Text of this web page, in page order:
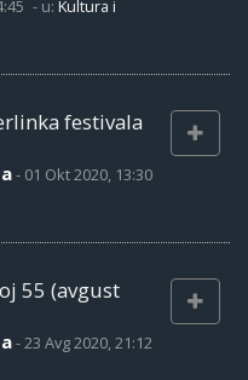
- u: Kultura i
festivala
- 01 Okt 2020, 13:30
55 (avgust
-23 Avg 2020, 21:12